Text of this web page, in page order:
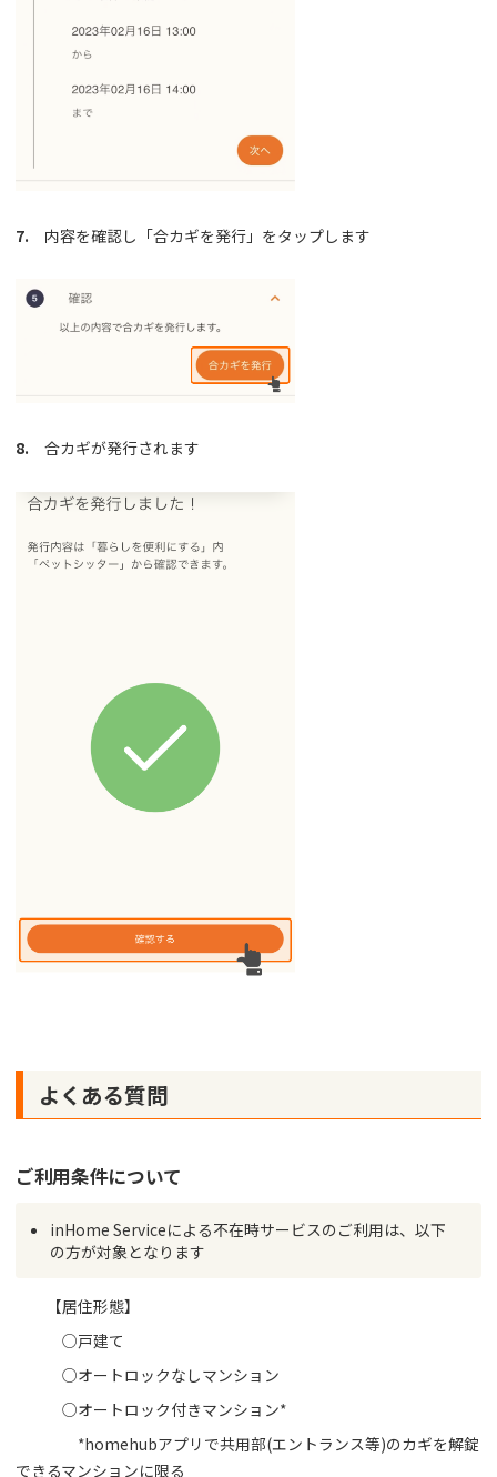
7. 内容を確認し「合カギを発行」をタップします
8. 合カギが発行されます
よくある質問
ご利用条件について
inHome Serviceによる不在時サービスのご利用は、以下
の方が対象となります
【居住形態】
○戸建て
○オートロックなしマンション
○オートロック付きマンション*
*homehubアプリで共用部(エントランス等)のカギを解錠
できるマンションに限る